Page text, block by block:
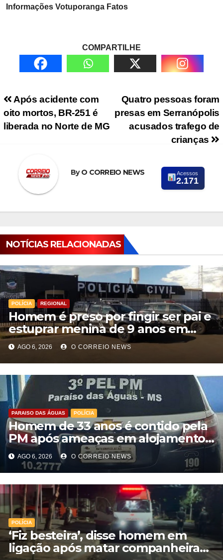
Informações Votuporanga Fatos
COMPARTILHE
Navegação de PostQuatro pessoas foram
presas em Serranópolis
acusados trafego de
crianças
Após acidente com
oito mortos, BR-251 é
liberada no Norte de MG
ByO CORREIO NEWS Acessos
2.171
NOTÍCIAS RELACIONADAS
POLÍCIA REGIONAL
Homem é preso por fingir ser pai e
estuprar menina de 9 anos em
Aparecida do Taboado
AGO 6, 2026 O CORREIO NEWS
PARAISO DAS ÁGUAS POLÍCIA
Homem de 33 anos é contido pela
PM após ameaças em alojamento
de empresa em Paraíso das Águas
AGO 6, 2026 O CORREIO NEWS
POLÍCIA
‘Fiz besteira’, disse homem em
ligação após matar companheira